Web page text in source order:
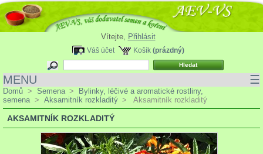
Vítejte, Přihlásit
Košík (prázdný)
Váš účet
MENU ☰
Domů > Semena >
Bylinky, léčivé a aromatické rostliny,
semena > Aksamitník rozkladitý > Aksamitník rozkladitý
AKSAMITNÍK ROZKLADITÝ